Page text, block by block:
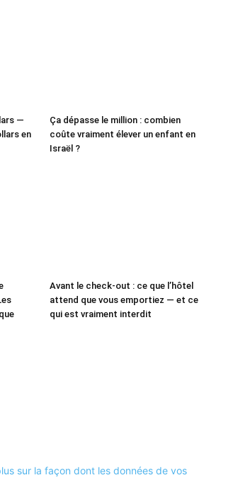
—
en
Ça dépasse le million : combien
coûte vraiment élever un enfant en
Israël ?
Avant le check-out : ce que l’hôtel
attend que vous emportiez — et ce
qui est vraiment interdit
sur la façon dont les données de vos